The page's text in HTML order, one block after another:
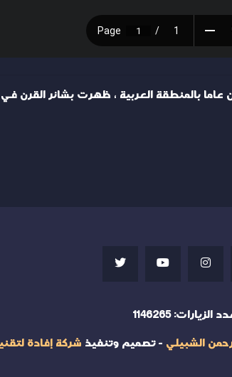
بالمنطقة العربية ، ظهرت بشائر القرن
الزيارات:1146265
الشبيلي - تصميم وتنفيذ شركة إفادة